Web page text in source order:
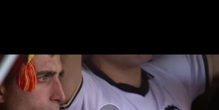
El emotivo homenaje del Valencia CF
por las víctimas de la DANA:
Valencia - Betis | Homenaje en Mestalla a los fallecidos por la DANA en la
Comunidad Valenciana